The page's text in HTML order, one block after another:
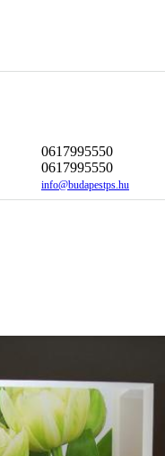
0617995550
0617995550
info@budapestps.hu